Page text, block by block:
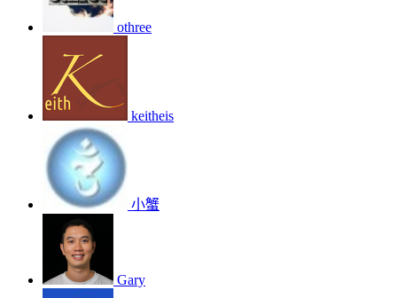
othree
keitheis
小蟹
Gary